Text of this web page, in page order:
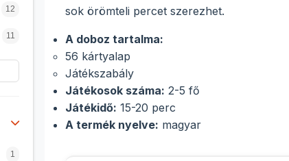
12
11
9
1
sok örömteli percet szerezhet.
A doboz tartalma:
56 kártyalap
Játékszabály
Játékosok száma: 2-5 fő
Játékidő: 15-20 perc
A termék nyelve: magyar